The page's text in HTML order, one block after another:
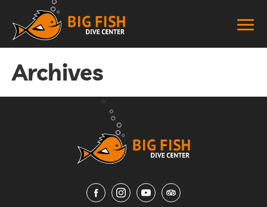
Archives